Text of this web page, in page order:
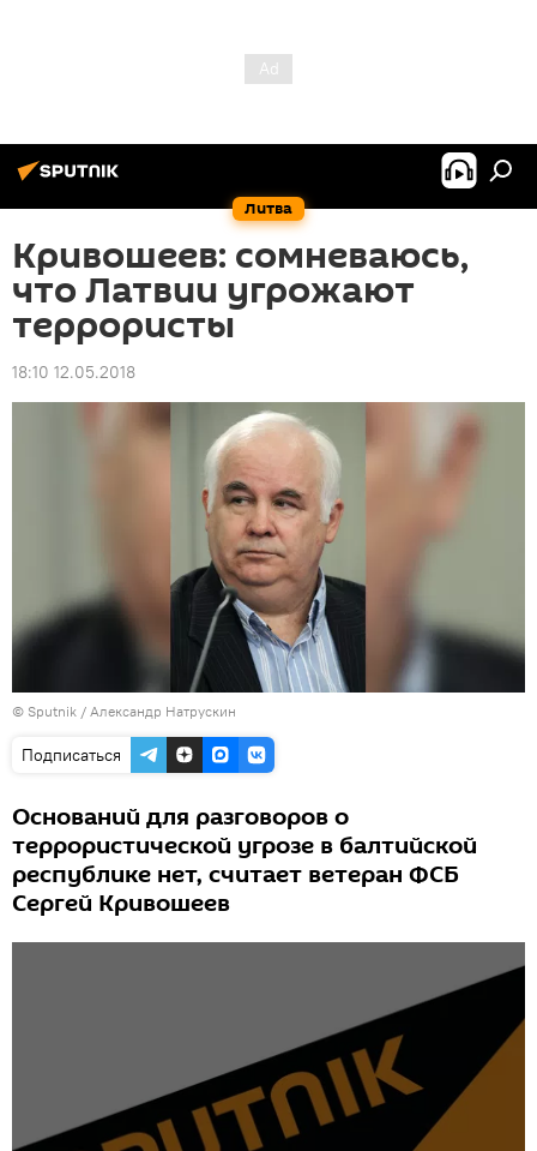
Литва
Кривошеев: сомневаюсь,
что Латвии угрожают
террористы
18:10 12.05.2018
© Sputnik / Александр Натрускин
Подписаться
Оснований для разговоров о
террористической угрозе в балтийской
республике нет, считает ветеран ФСБ
Сергей Кривошеев